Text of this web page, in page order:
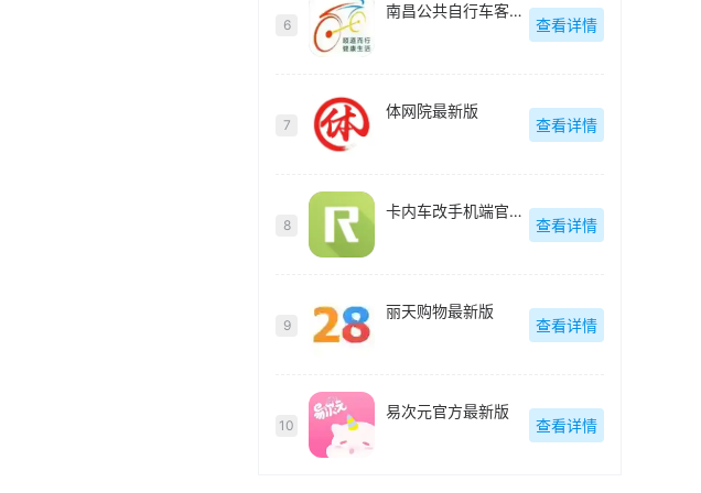
6
南昌公共自行车客户端(洪城乐骑行)最新版
查看详情
7
体网院最新版
查看详情
8
卡内车改手机端官方最新版
查看详情
9
丽天购物最新版
查看详情
10
易次元官方最新版
查看详情